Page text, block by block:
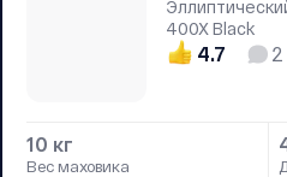
400X Black
4.7 2
10 кг
Вес маховика